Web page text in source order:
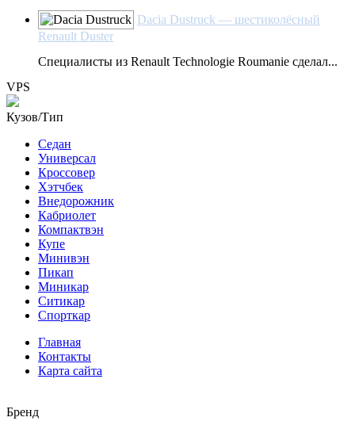
Dacia Dustruck — шестиколёсный
Renault Duster
Специалисты из Renault Technologie Roumanie сделал...
VPS
Кузов/Тип
Седан
Универсал
Кроссовер
Хэтчбек
Внедорожник
Кабриолет
Компактвэн
Купе
Минивэн
Пикап
Миникар
Ситикар
Спорткар
Главная
Контакты
Карта сайта
Бренд